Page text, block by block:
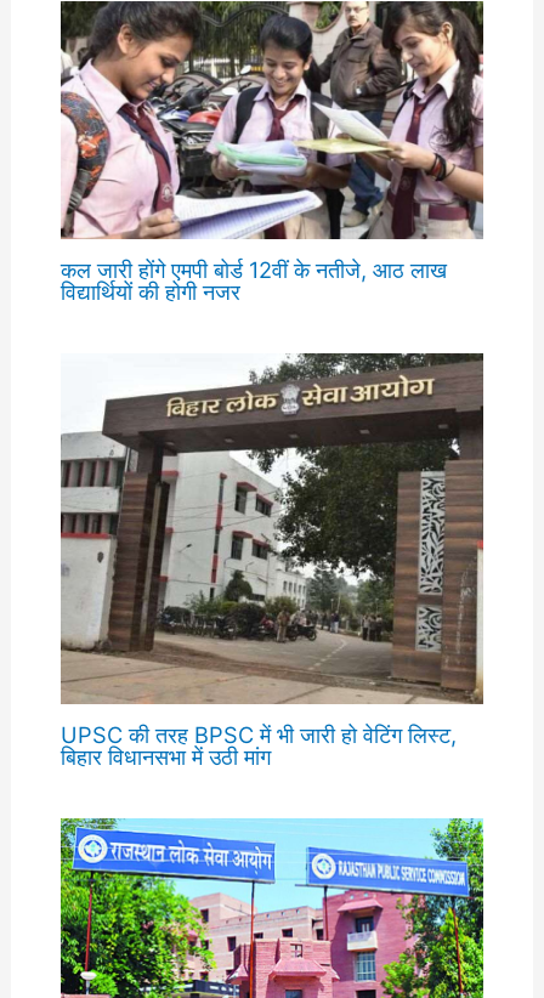
कल जारी होंगे एमपी बोर्ड 12वीं के नतीजे, आठ लाख
विद्यार्थियों की होगी नजर
UPSC की तरह BPSC में भी जारी हो वेटिंग लिस्ट,
बिहार विधानसभा में उठी मांग